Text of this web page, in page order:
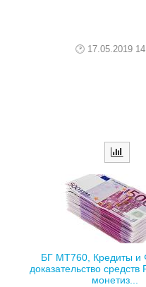
17.05.2019
БГ MT760, Кредиты и
доказательство средств
монетиз...